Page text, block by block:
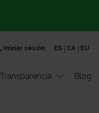
Iniciar sesión ES CA EU
Transparencia Blog